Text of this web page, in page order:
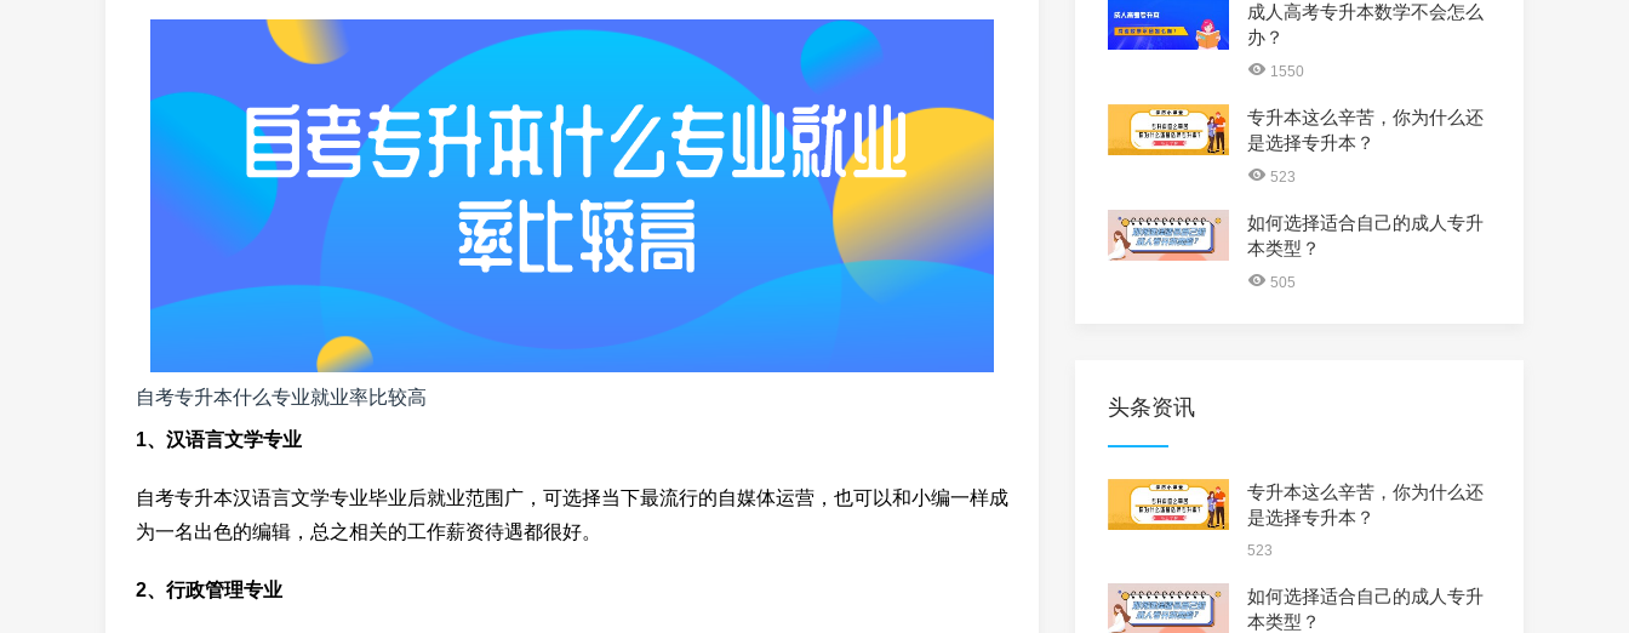
自考专升本什么专业就业率比较高
1、汉语言文学专业
自考专升本汉语言文学专业毕业后就业范围广，可选择当下最流行的自媒体运营，也可以和小编一样成
为一名出色的编辑，总之相关的工作薪资待遇都很好。
2、行政管理专业
成人高考专升本数学不会怎么
办？
1550
专升本这么辛苦，你为什么还
是选择专升本？
523
如何选择适合自己的成人专升
本类型？
505
头条资讯
专升本这么辛苦，你为什么还
是选择专升本？
523
如何选择适合自己的成人专升
本类型？